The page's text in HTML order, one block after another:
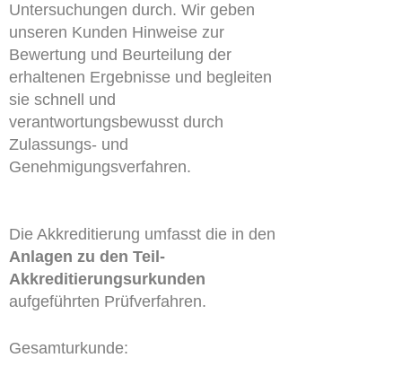
Untersuchungen durch. Wir geben
unseren Kunden Hinweise zur
Bewertung und Beurteilung der
erhaltenen Ergebnisse und begleiten
sie schnell und
verantwortungsbewusst durch
Zulassungs- und
Genehmigungsverfahren.
Die Akkreditierung umfasst die in den
Anlagen zu den Teil-
Akkreditierungsurkunden
aufgeführten Prüfverfahren.
Gesamturkunde: